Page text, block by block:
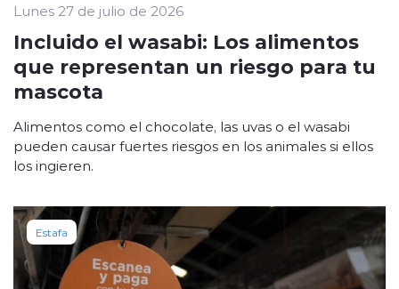
Lunes 27 de julio de 2026
Incluido el wasabi: Los alimentos
que representan un riesgo para tu
mascota
Alimentos como el chocolate, las uvas o el wasabi
pueden causar fuertes riesgos en los animales si ellos
los ingieren.
Estafa